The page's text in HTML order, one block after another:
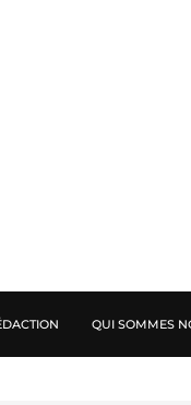
QUI SOMMES